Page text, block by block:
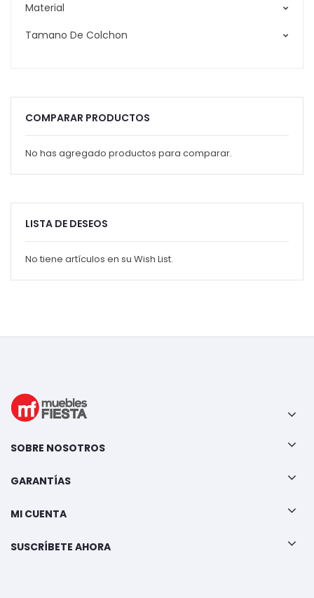
Material
Tamano De Colchon
COMPARAR PRODUCTOS
No has agregado productos para comparar.
LISTA DE DESEOS
No tiene artículos en su Wish List.
SOBRE NOSOTROS
GARANTÍAS
MI CUENTA
SUSCRÍBETE AHORA